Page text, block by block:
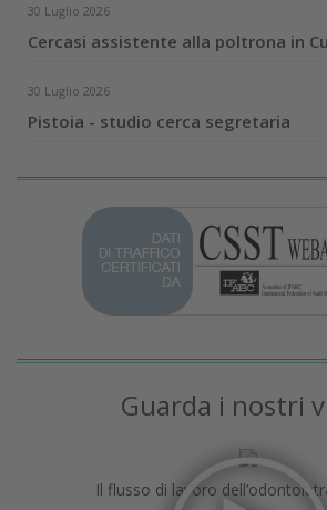
30 Luglio 2026
Cercasi assistente alla poltrona in
30 Luglio 2026
Pistoia - studio cerca segretaria
Guarda i nostri
Il flusso di lavoro